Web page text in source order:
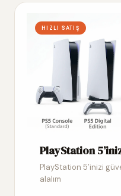
HIZLI SATIŞ
PlayStation
PlayStation 5’inizi
alalım